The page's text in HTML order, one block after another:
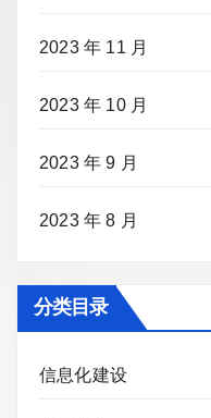
2023 年 11 月
2023 年 10 月
2023 年 9 月
2023 年 8 月
分类目录
信息化建设